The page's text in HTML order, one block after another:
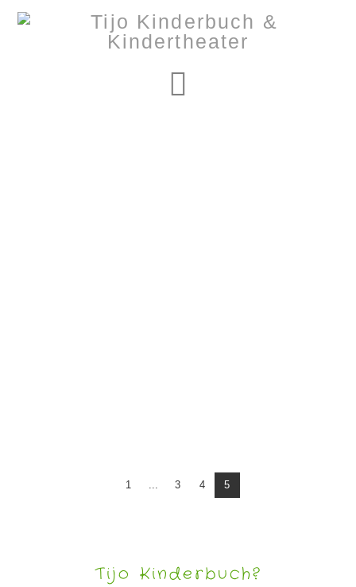
1 3 4 5
Tijo Kinderbuch?